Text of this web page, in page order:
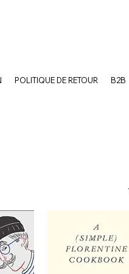
POLITIQUE DE RETOUR B2B